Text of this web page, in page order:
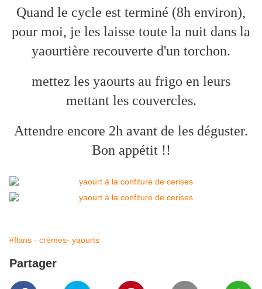
Quand le cycle est terminé (8h environ),
pour moi, je les laisse toute la nuit dans la
yaourtière recouverte d'un torchon.
mettez les yaourts au frigo en leurs
mettant les couvercles.
Attendre encore 2h avant de les déguster.
Bon appétit !!
#flans - crèmes- yaourts
Partager